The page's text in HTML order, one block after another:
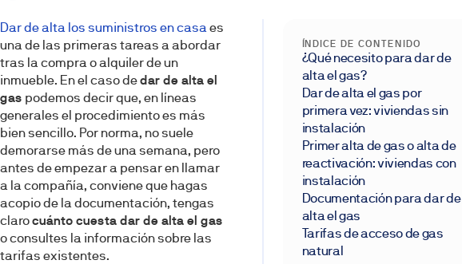
Dar de alta los suministros en casaes
una de las primeras tareas a abordar
tras la compra o alquiler de un
inmueble. En el caso dedar de alta el
gas podemos decir que, en líneas
generales el procedimiento es más
bien sencillo. Por norma, no suele
demorarse más de una semana, pero
antes de empezar a pensar en llamar
a la compañía, conviene que hagas
acopio de la documentación, tengas
clarocuánto cuesta dar de alta el gas
o consultes la información sobre las
tarifas existentes.
ÍNDICE DE CONTENIDO
¿Qué necesito para dar de
alta el gas?
Dar de alta el gas por
primera vez: viviendas sin
instalación
Primer alta de gas o alta de
reactivación: viviendas con
instalación
Documentación para dar de
alta el gas
Tarifas de acceso de gas
natural